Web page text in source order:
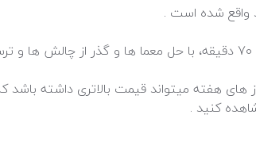
واقع شده است .
شما میتوانید با گروه خودتان که باید متشکل از 5 تا 9 نفر و حداقل 12 سال سن باشند، در مدت زمان 70 دقیقه، با حل
است و در برخی از سانس ها و روز های هفته میتواند قیمت بالاتری
کنید .